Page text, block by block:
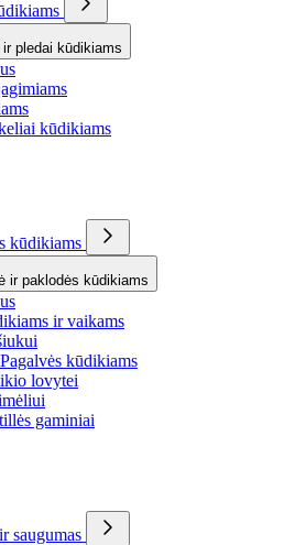
pledai kūdikiams
kūdikiams
kūdikiams
ir paklodės kūdikiams
ir vaikams
kūdikiams
lovytei
gaminiai
saugumas